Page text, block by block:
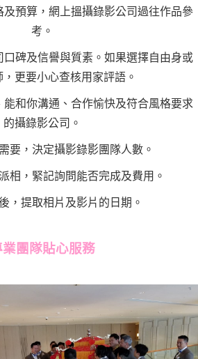
及預算，網上搵攝錄影公司過往作品參
考。
口碑及信譽與質素。如果選擇自由身或
更要小心查核用家評語。
和你溝通、合作愉快及符合風格要求
的攝錄影公司。
要，決定攝影錄影團隊人數。
相，緊記詢問能否完成及費用。
，提取相片及影片的日期。
業團隊貼心服務